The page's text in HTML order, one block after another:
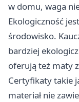
w domu, waga
Ekologiczność
środowisko.
bardziej
oferują też maty
Certyfikaty takie
materiał nie